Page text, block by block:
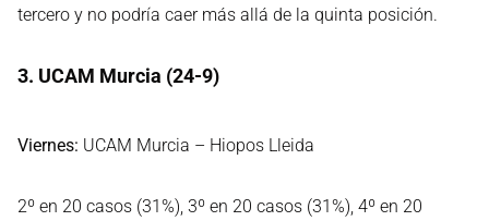
tercero y no podría caer más allá de la quinta posición.
3. UCAM Murcia (24-9)
Viernes: UCAM Murcia – Hiopos Lleida
2º en 20 casos (31%), 3º en 20 casos (31%), 4º en 20